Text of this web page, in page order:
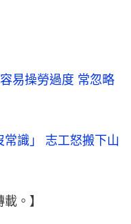
易操勞過度 常忽略
識」 志工怒搬下山
。】